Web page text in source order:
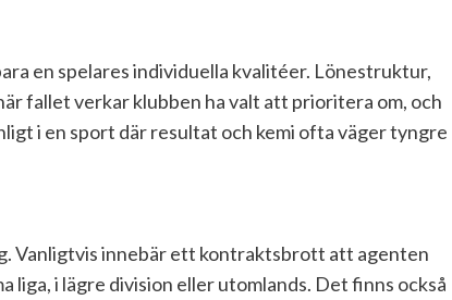
en spelares individuella kvalitéer. Lönestruktur,
fallet verkar klubben ha valt att prioritera om, och
i en sport där resultat och kemi ofta väger tyngre
Vanligtvis innebär ett kontraktsbrott att agenten
liga, i lägre division eller utomlands. Det finns också